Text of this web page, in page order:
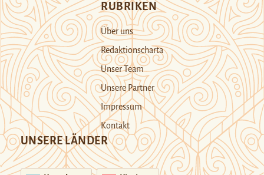
RUBRIKEN
Über uns
Redaktionscharta
Unser Team
Unsere Partner
Impressum
Kontakt
UNSERE LÄNDER